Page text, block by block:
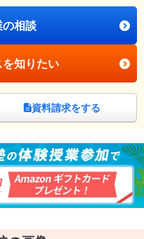
相談
知りたい
資料請求をする